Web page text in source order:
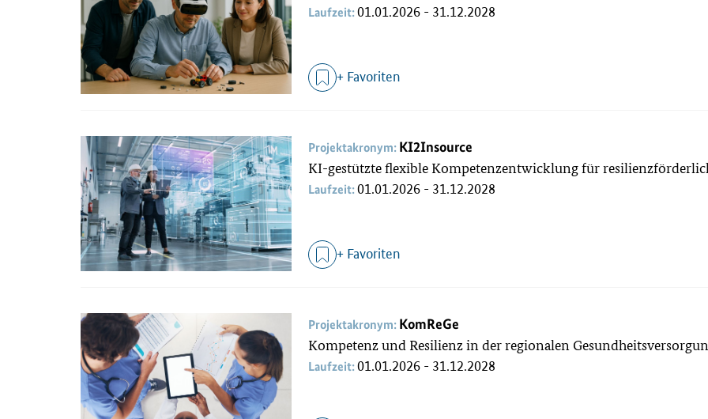
Laufzeit:01.01.2026 - 31.12.2028
+ Favoriten
Projektakronym: KI2Insource
KI-gestützte flexible Kompetenzentwicklung für
Laufzeit:01.01.2026 - 31.12.2028
+ Favoriten
Projektakronym: KomReGe
Kompetenz und Resilienz in der regionalen
Laufzeit:01.01.2026 - 31.12.2028